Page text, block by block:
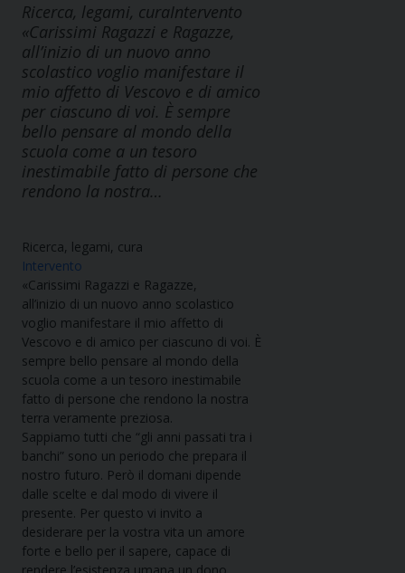
Ricerca, legami, curaIntervento
«Carissimi Ragazzi e Ragazze,
all’inizio di un nuovo anno
scolastico voglio manifestare il
mio affetto di Vescovo e di amico
per ciascuno di voi. È sempre
bello pensare al mondo della
scuola come a un tesoro
inestimabile fatto di persone che
rendono la nostra…
Ricerca, legami, cura
Intervento
«Carissimi Ragazzi e Ragazze,
all’inizio di un nuovo anno scolastico
voglio manifestare il mio affetto di
Vescovo e di amico per ciascuno di voi. È
sempre bello pensare al mondo della
scuola come a un tesoro inestimabile
fatto di persone che rendono la nostra
terra veramente preziosa.
Sappiamo tutti che “gli anni passati tra i
banchi” sono un periodo che prepara il
nostro futuro. Però il domani dipende
dalle scelte e dal modo di vivere il
presente. Per questo vi invito a
desiderare per la vostra vita un amore
forte e bello per il sapere, capace di